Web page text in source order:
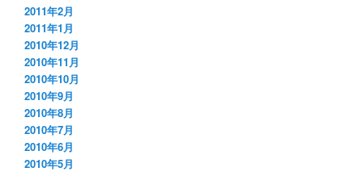
2011年2月
2011年1月
2010年12月
2010年11月
2010年10月
2010年9月
2010年8月
2010年7月
2010年6月
2010年5月